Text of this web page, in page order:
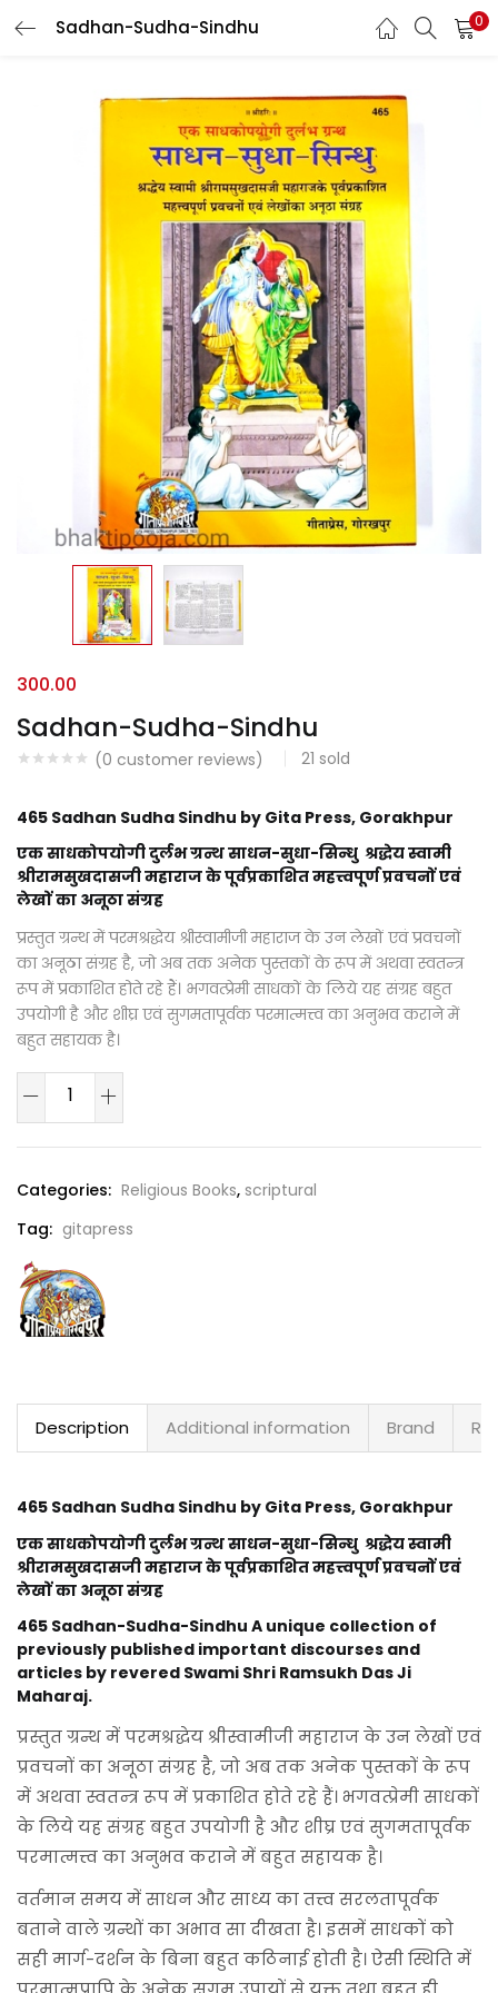
Sadhan-Sudha-Sindhu 0
Sadhan-Sudha-Sindhu
(0 customer reviews) 21 sold
300.00
465 Sadhan Sudha Sindhu by Gita Press, Gorakhpur
एक साधकोपयोगी दुर्लभ ग्रन्थ साधन-सुधा-सिन्धु श्रद्धेय स्वामी
श्रीरामसुखदासजी महाराज के पूर्वप्रकाशित महत्त्वपूर्ण प्रवचनों एवं
लेखों का अनूठा संग्रह
प्रस्तुत ग्रन्थ में परमश्रद्धेय श्रीस्वामीजी महाराज के उन लेखों एवं प्रवचनों
का अनूठा संग्रह है, जो अब तक अनेक पुस्तकों के रूप में अथवा स्वतन्त्र
रूप में प्रकाशित होते रहे हैं। भगवत्प्रेमी साधकों के लिये यह संग्रह बहुत
उपयोगी है और शीघ्र एवं सुगमतापूर्वक परमात्मत्त्व का अनुभव कराने में
बहुत सहायक है।
Categories: Religious Books, scriptural
Tag: gitapress
Description Additional information Brand
465 Sadhan Sudha Sindhu by Gita Press, Gorakhpur
एक साधकोपयोगी दुर्लभ ग्रन्थ साधन-सुधा-सिन्धु श्रद्धेय स्वामी
श्रीरामसुखदासजी महाराज के पूर्वप्रकाशित महत्त्वपूर्ण प्रवचनों एवं
लेखों का अनूठा संग्रह
465 Sadhan-Sudha-Sindhu A unique collection of
previously published important discourses and
articles by revered Swami Shri Ramsukh Das Ji
Maharaj.
प्रस्तुत ग्रन्थ में परमश्रद्धेय श्रीस्वामीजी महाराज के उन लेखों एवं
प्रवचनों का अनूठा संग्रह है, जो अब तक अनेक पुस्तकों के रूप
में अथवा स्वतन्त्र रूप में प्रकाशित होते रहे हैं। भगवत्प्रेमी साधकों
के लिये यह संग्रह बहुत उपयोगी है और शीघ्र एवं सुगमतापूर्वक
परमात्मत्त्व का अनुभव कराने में बहुत सहायक है।
वर्तमान समय में साधन और साध्य का तत्त्व सरलतापूर्वक
बताने वाले ग्रन्थों का अभाव सा दीखता है। इसमें साधकों को
सही मार्ग-दर्शन के बिना बहुत कठिनाई होती है। ऐसी स्थिति में
LOGIN REGISTER
Enter your username and password to login.
Login with your Social ID
Remember me
Login
Lost password?